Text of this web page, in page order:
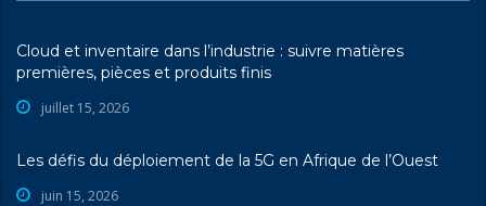
Cloud et inventaire dans l’industrie : suivre matières
premières, pièces et produits finis
juillet 15, 2026
Les défis du déploiement de la 5G en Afrique de l’Ouest
juin 15, 2026